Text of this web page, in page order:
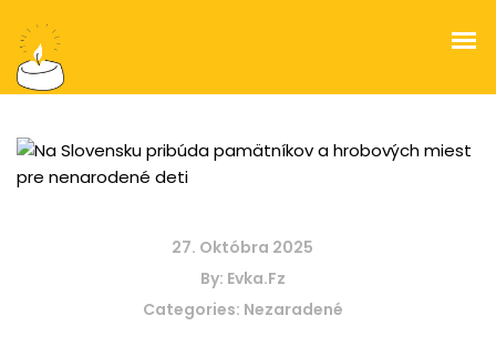
Predajné miesta sviečok
27. Októbra 2025
By: Evka.fz
Categories: Nezaradené